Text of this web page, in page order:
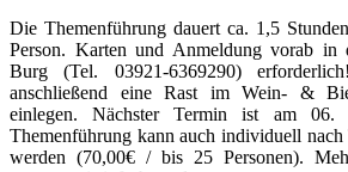
Die Themenführung dauert ca. 1,5
Person. Karten und Anmeldung vorab in
Burg (Tel. 03921-6369290)
anschließend eine Rast im Wein- &
einlegen. Nächster Termin ist am 06.
Themenführung kann auch individuell
werden (70,00€ / bis 25 Personen).